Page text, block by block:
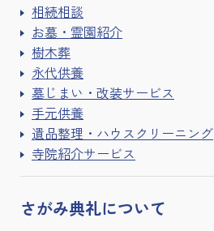
相続相談
お墓・霊園紹介
樹木葬
永代供養
墓じまい・改装サービス
手元供養
遺品整理・ハウスクリーニング
寺院紹介サービス
さがみ典礼について